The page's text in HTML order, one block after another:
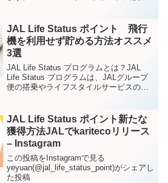
復）で1,50...
JAL Life Status ポイント 飛行
機を利用せず貯める方法オススメ
3選
JAL Life Status プログラムとは？JAL
Life Status プログラムは、JALグループ
便の搭乗やライフスタイルサービスの利
St...
JAL Life Status ポイント新たな
獲得方法JALでkaritecoリリース
– Instagram
この投稿をInstagramで見る
yeyuan(@jal_life_status_point)がシェアし
た投稿